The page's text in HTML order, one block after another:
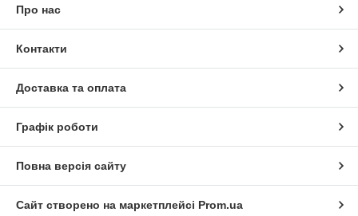
Про нас
Контакти
Доставка та оплата
Графік роботи
Повна версія сайту
Сайт створено на маркетплейсі Prom.ua